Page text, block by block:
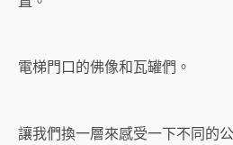
電梯門口的佛像和瓦罐們。
讓我們換一層來感受一下不同的